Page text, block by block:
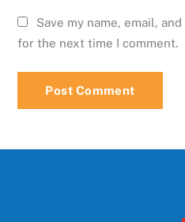
Save my name, email,
for the next time I comment.